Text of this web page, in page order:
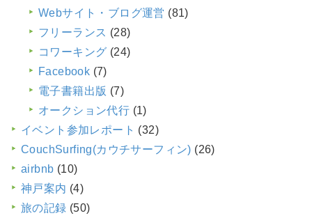
Webサイト・ブログ運営 (81)
フリーランス (28)
コワーキング (24)
Facebook (7)
電子書籍出版 (7)
オークション代行 (1)
イベント参加レポート (32)
CouchSurfing(カウチサーフィン) (26)
airbnb (10)
神戸案内 (4)
旅の記録 (50)